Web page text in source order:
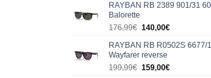
176,99€.είναι:
RAYBAN RB 2389 901/31 60
Balorette
176,99€ Original
was:
176,99€.
140,00€Η
τιμή
140,00€.
RAYBAN RB R0502S 6677/
Wayfarer reverse
199,99€ Original
159,00€Η